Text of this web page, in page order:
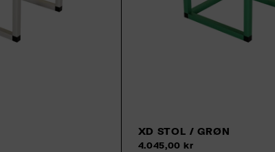
Tilføj til kurv
XD STOL / GRØN
4.045,00 kr